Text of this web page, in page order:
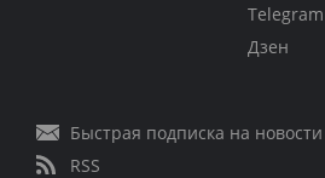
Telegram
Дзен
Быстрая подписка на новости
RSS